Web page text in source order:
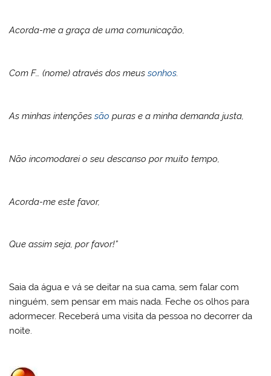
Acorda-me a graça de uma comunicação,
Com F… (nome) através dos meussonhos.
As minhas intençõessão puras e a minha demanda justa,
Não incomodarei o seu descanso por muito tempo,
Acorda-me este favor,
Que assim seja, por favor!”
Saia da água e vá se deitar na sua cama, sem falar com
ninguém, sem pensar em mais nada. Feche os olhos para
adormecer. Receberá uma visita da pessoa no decorrer da
noite.